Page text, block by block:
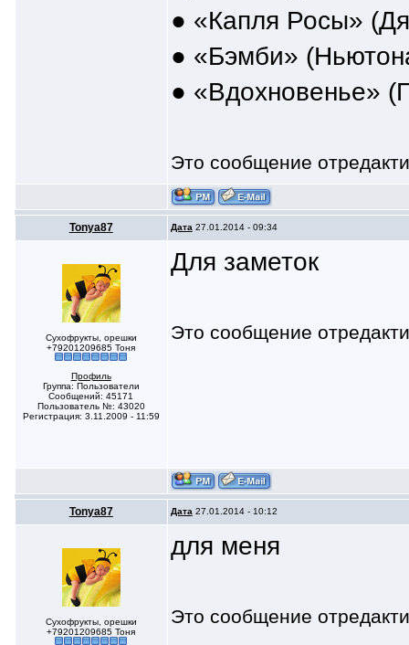
● «Капля Росы»
● «Бэмби»
● «Вдохновенье»
Это сообщение
Tonya87 Дата 27.01.2014 - 09:34
Сухофрукты, орешки
+79201209685 Тоня
Профиль
Группа: Пользователи
Сообщений: 45171
Пользователь №: 43020
Регистрация: 3.11.2009 - 11:59
Для заметок
Это сообщение
Tonya87 Дата 27.01.2014 - 10:12
Сухофрукты, орешки
+79201209685 Тоня
для меня
Это сообщение